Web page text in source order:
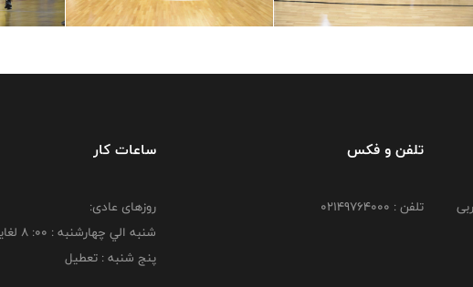
تلفن و فکس
تلفن : 02149764000
ساعات کار
روزهای عادی:
شنبه الي چهارشنبه : 00: 8 لغايت 16:00
پنج شنبه : تعطیل